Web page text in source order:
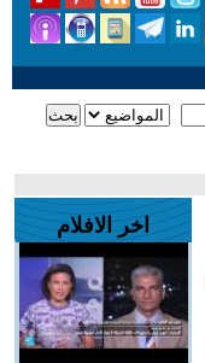
اخر الافلام